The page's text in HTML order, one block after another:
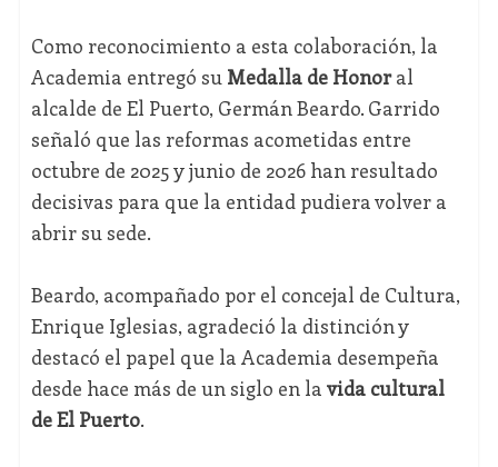
Como reconocimiento a esta colaboración, la
Academia entregó su Medalla de Honoral
alcalde de El Puerto, Germán Beardo. Garrido
señaló que las reformas acometidas entre
octubre de 2025 y junio de 2026 han resultado
decisivas para que la entidad pudiera volver a
abrir su sede.
Beardo, acompañado por el concejal de Cultura,
Enrique Iglesias, agradeció la distinción y
destacó el papel que la Academia desempeña
desde hace más de un siglo en la vida cultural
de El Puerto.